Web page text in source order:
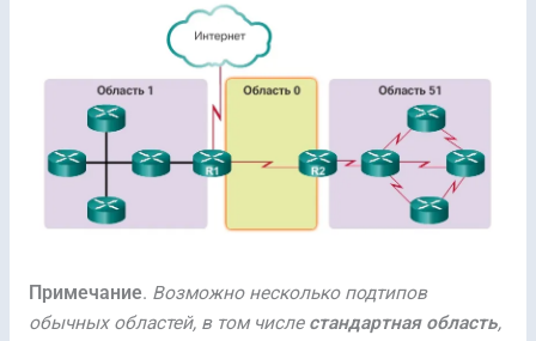
Примечание. Возможно несколько подтипов
обычных областей, в том числе стандартная область,